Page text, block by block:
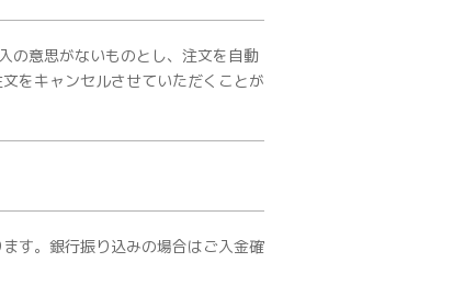
の意思がないものとし、注文を自動
をキャンセルさせていただくことが
す。銀行振り込みの場合はご入金確